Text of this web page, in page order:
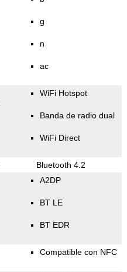
g
n
ac
WiFi Hotspot
Banda de radio dual
WiFi Direct
Bluetooth 4.2
A2DP
BT LE
BT EDR
Compatible con NFC